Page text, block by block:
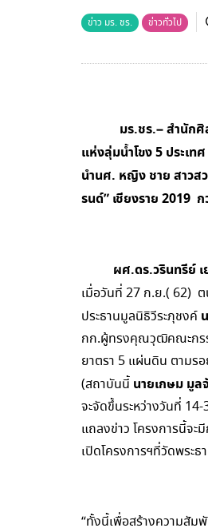
ข่าว มร. ชร. ข่าวทั่วไป
มร.ชร.– สำนักศิ
แห่งลุ่มน้ำโขง 5 ประเ
นำนศ. หญิง ชาย สาวส
รนด์” เชียงราย 2019
ผศ.ดร.วรินทรีย์ เย
เมื่อวันที่ 27 ก.ย.( 62)
ประธานมูลนิธิวีระภุชงค์
กก.ผู้ทรงคุณวุฒิคณะกรร
ยาตรา 5 แผ่นดิน ตามร
(สถาบันนี้ นายเกษม มูล
จะจัดขึ้นระหว่างวันที่
แถลงข่าว โครงการนี้จะ
เปิดโครงการฯที่วัดพระธ
“ทั้งนี้เพื่อสร้างความสัม